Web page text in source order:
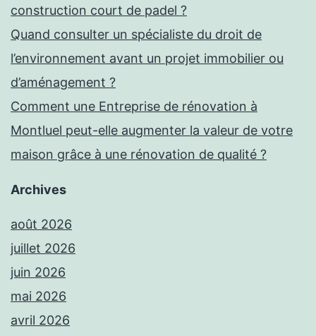
construction court de padel ?
Quand consulter un spécialiste du droit de
l’environnement avant un projet immobilier ou
d’aménagement ?
Comment une Entreprise de rénovation à
Montluel peut-elle augmenter la valeur de votre
maison grâce à une rénovation de qualité ?
Archives
août 2026
juillet 2026
juin 2026
mai 2026
avril 2026